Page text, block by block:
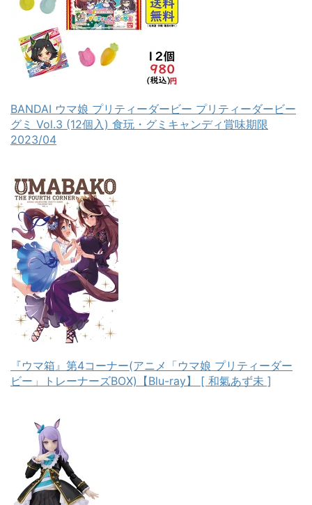
BANDAI ウマ娘 プリティーダービー プリティーダービー
グミ Vol.3 (12個入) 食玩・グミキャンディ賞味期限
2023/04
『ウマ箱』第4コーナー(アニメ「ウマ娘 プリティーダー
ビー」トレーナーズBOX)【Blu-ray】 [ 和氣あず未 ]